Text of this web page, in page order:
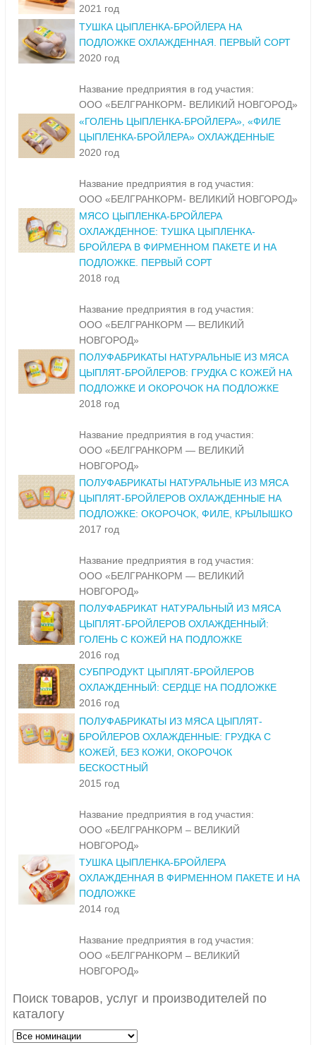
2021 год
ТУШКА ЦЫПЛЕНКА-БРОЙЛЕРА НА
ПОДЛОЖКЕ ОХЛАЖДЕННАЯ. ПЕРВЫЙ СОРТ
2020 год
Название предприятия в год участия:
ООО «БЕЛГРАНКОРМ- ВЕЛИКИЙ НОВГОРОД»
«ГОЛЕНЬ ЦЫПЛЕНКА-БРОЙЛЕРА», «ФИЛЕ
ЦЫПЛЕНКА-БРОЙЛЕРА» ОХЛАЖДЕННЫЕ
2020 год
Название предприятия в год участия:
ООО «БЕЛГРАНКОРМ- ВЕЛИКИЙ НОВГОРОД»
МЯСО ЦЫПЛЕНКА-БРОЙЛЕРА
ОХЛАЖДЕННОЕ: ТУШКА ЦЫПЛЕНКА-
БРОЙЛЕРА В ФИРМЕННОМ ПАКЕТЕ И НА
ПОДЛОЖКЕ. ПЕРВЫЙ СОРТ
2018 год
Название предприятия в год участия:
ООО «БЕЛГРАНКОРМ — ВЕЛИКИЙ
НОВГОРОД»
ПОЛУФАБРИКАТЫ НАТУРАЛЬНЫЕ ИЗ МЯСА
ЦЫПЛЯТ-БРОЙЛЕРОВ: ГРУДКА С КОЖЕЙ НА
ПОДЛОЖКЕ И ОКОРОЧОК НА ПОДЛОЖКЕ
2018 год
Название предприятия в год участия:
ООО «БЕЛГРАНКОРМ — ВЕЛИКИЙ
НОВГОРОД»
ПОЛУФАБРИКАТЫ НАТУРАЛЬНЫЕ ИЗ МЯСА
ЦЫПЛЯТ-БРОЙЛЕРОВ ОХЛАЖДЕННЫЕ НА
ПОДЛОЖКЕ: ОКОРОЧОК, ФИЛЕ, КРЫЛЫШКО
2017 год
Название предприятия в год участия:
ООО «БЕЛГРАНКОРМ — ВЕЛИКИЙ
НОВГОРОД»
ПОЛУФАБРИКАТ НАТУРАЛЬНЫЙ ИЗ МЯСА
ЦЫПЛЯТ-БРОЙЛЕРОВ ОХЛАЖДЕННЫЙ:
ГОЛЕНЬ С КОЖЕЙ НА ПОДЛОЖКЕ
2016 год
СУБПРОДУКТ ЦЫПЛЯТ-БРОЙЛЕРОВ
ОХЛАЖДЕННЫЙ: СЕРДЦЕ НА ПОДЛОЖКЕ
2016 год
ПОЛУФАБРИКАТЫ ИЗ МЯСА ЦЫПЛЯТ-
БРОЙЛЕРОВ ОХЛАЖДЕННЫЕ: ГРУДКА С
КОЖЕЙ, БЕЗ КОЖИ, ОКОРОЧОК
БЕСКОСТНЫЙ
2015 год
Название предприятия в год участия:
ООО «БЕЛГРАНКОРМ – ВЕЛИКИЙ
НОВГОРОД»
ТУШКА ЦЫПЛЕНКА-БРОЙЛЕРА
ОХЛАЖДЕННАЯ В ФИРМЕННОМ ПАКЕТЕ И НА
ПОДЛОЖКЕ
2014 год
Название предприятия в год участия:
ООО «БЕЛГРАНКОРМ – ВЕЛИКИЙ
НОВГОРОД»
Поиск товаров, услуг и производителей по
каталогу